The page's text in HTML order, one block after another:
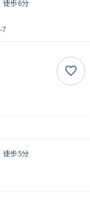
徒歩6分
7
徒歩5分